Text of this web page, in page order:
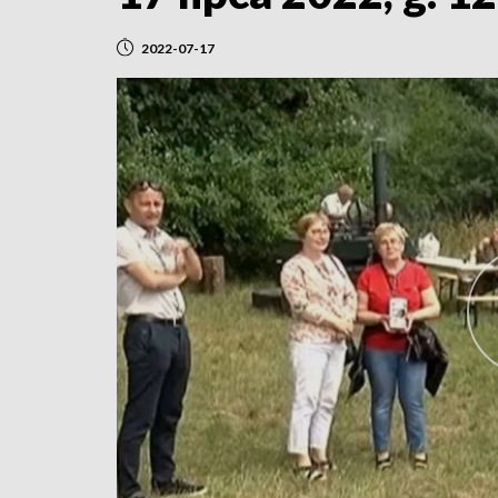
2022-07-17